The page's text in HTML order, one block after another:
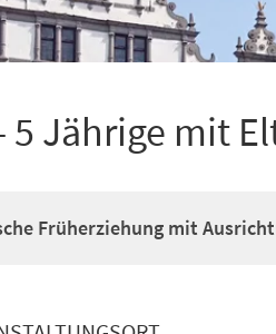
5 Jährige mit
Früherziehung mit